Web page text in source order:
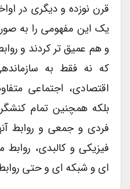
قرن نوزده و دیگری در
یک این مفهومی را به
و هم عمیق تر کردند و
که نه فقط به
اقتصادی، اجتماعی
بلکه همچنین تمام
فردی و جمعی و روابط
فیزیکی و کالبدی، روابط
ای و شبکه ای و حتی